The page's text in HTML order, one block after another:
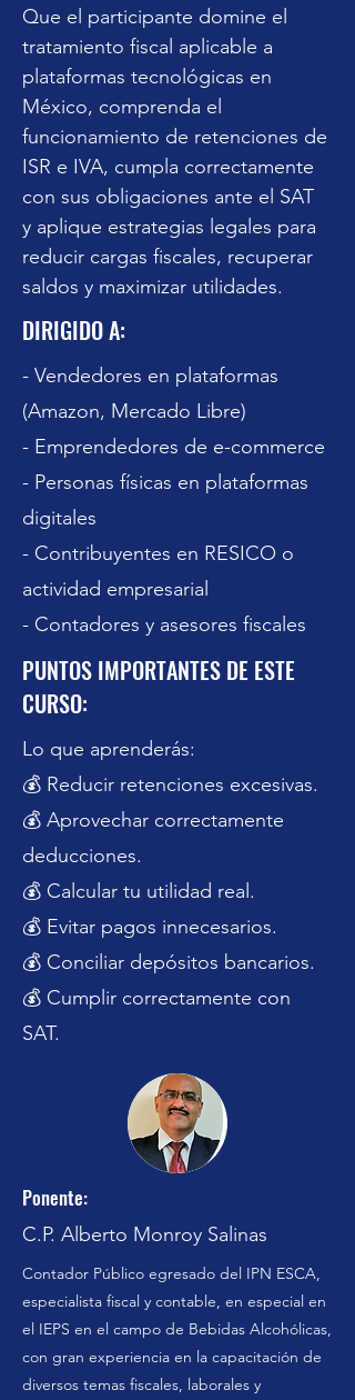
Inscripción y pago
Que el participante domine el
tratamiento fiscal aplicable a
plataformas tecnológicas en
México, comprenda el
funcionamiento de retenciones de
ISR e IVA, cumpla correctamente
con sus obligaciones ante el SAT
y aplique estrategias legales para
reducir cargas fiscales, recuperar
saldos y maximizar utilidades.
DIRIGIDO A:
- Vendedores en plataformas
(Amazon, Mercado Libre)
- Emprendedores de e-commerce
- Personas físicas en plataformas
digitales
- Contribuyentes en RESICO o
actividad empresarial
- Contadores y asesores fiscales
PUNTOS IMPORTANTES DE ESTE
CURSO:
Lo que aprenderás:
💰 Reducir retenciones excesivas.
💰 Aprovechar correctamente
deducciones.
💰 Calcular tu utilidad real.
💰 Evitar pagos innecesarios.
💰 Conciliar depósitos bancarios.
💰 Cumplir correctamente con
SAT.
Ponente:
C.P. Alberto Monroy Salinas
Contador Público egresado del IPN ESCA,
especialista fiscal y contable, en especial en
el IEPS en el campo de Bebidas Alcohólicas,
con gran experiencia en la capacitación de
diversos temas fiscales, laborales y